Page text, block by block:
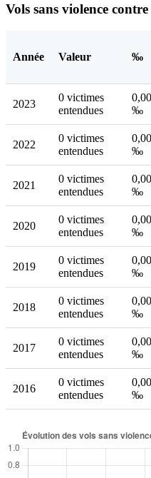
Vols sans violence contre
Année Valeur ‰
2023
0 victimes
entendues
0,00
‰
2022
0 victimes
entendues
0,00
‰
2021
0 victimes
entendues
0,00
‰
2020
0 victimes
entendues
0,00
‰
2019
0 victimes
entendues
0,00
‰
2018
0 victimes
entendues
0,00
‰
2017
0 victimes
entendues
0,00
‰
2016
0 victimes
entendues
0,00
‰